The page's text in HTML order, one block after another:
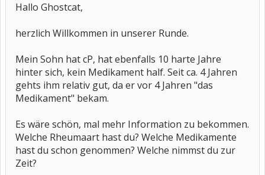
Hallo Ghostcat,
herzlich Willkommen in unserer Runde.
Mein Sohn hat cP, hat ebenfalls 10 harte Jahre
hinter sich, kein Medikament half. Seit ca. 4 Jahren
gehts ihm relativ gut, da er vor 4 Jahren "das
Medikament" bekam.
Es wäre schön, mal mehr Information zu bekommen.
Welche Rheumaart hast du? Welche Medikamente
hast du schon genommen? Welche nimmst du zur
Zeit?